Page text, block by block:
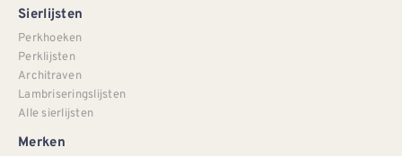
Sierlijsten
Perkhoeken
Perklijsten
Architraven
Lambriseringslijsten
Alle sierlijsten
Merken